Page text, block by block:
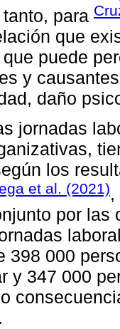
para
que
puede
y
daño
jornadas
los
et al. (2021),
por las
398 000
y 347 000